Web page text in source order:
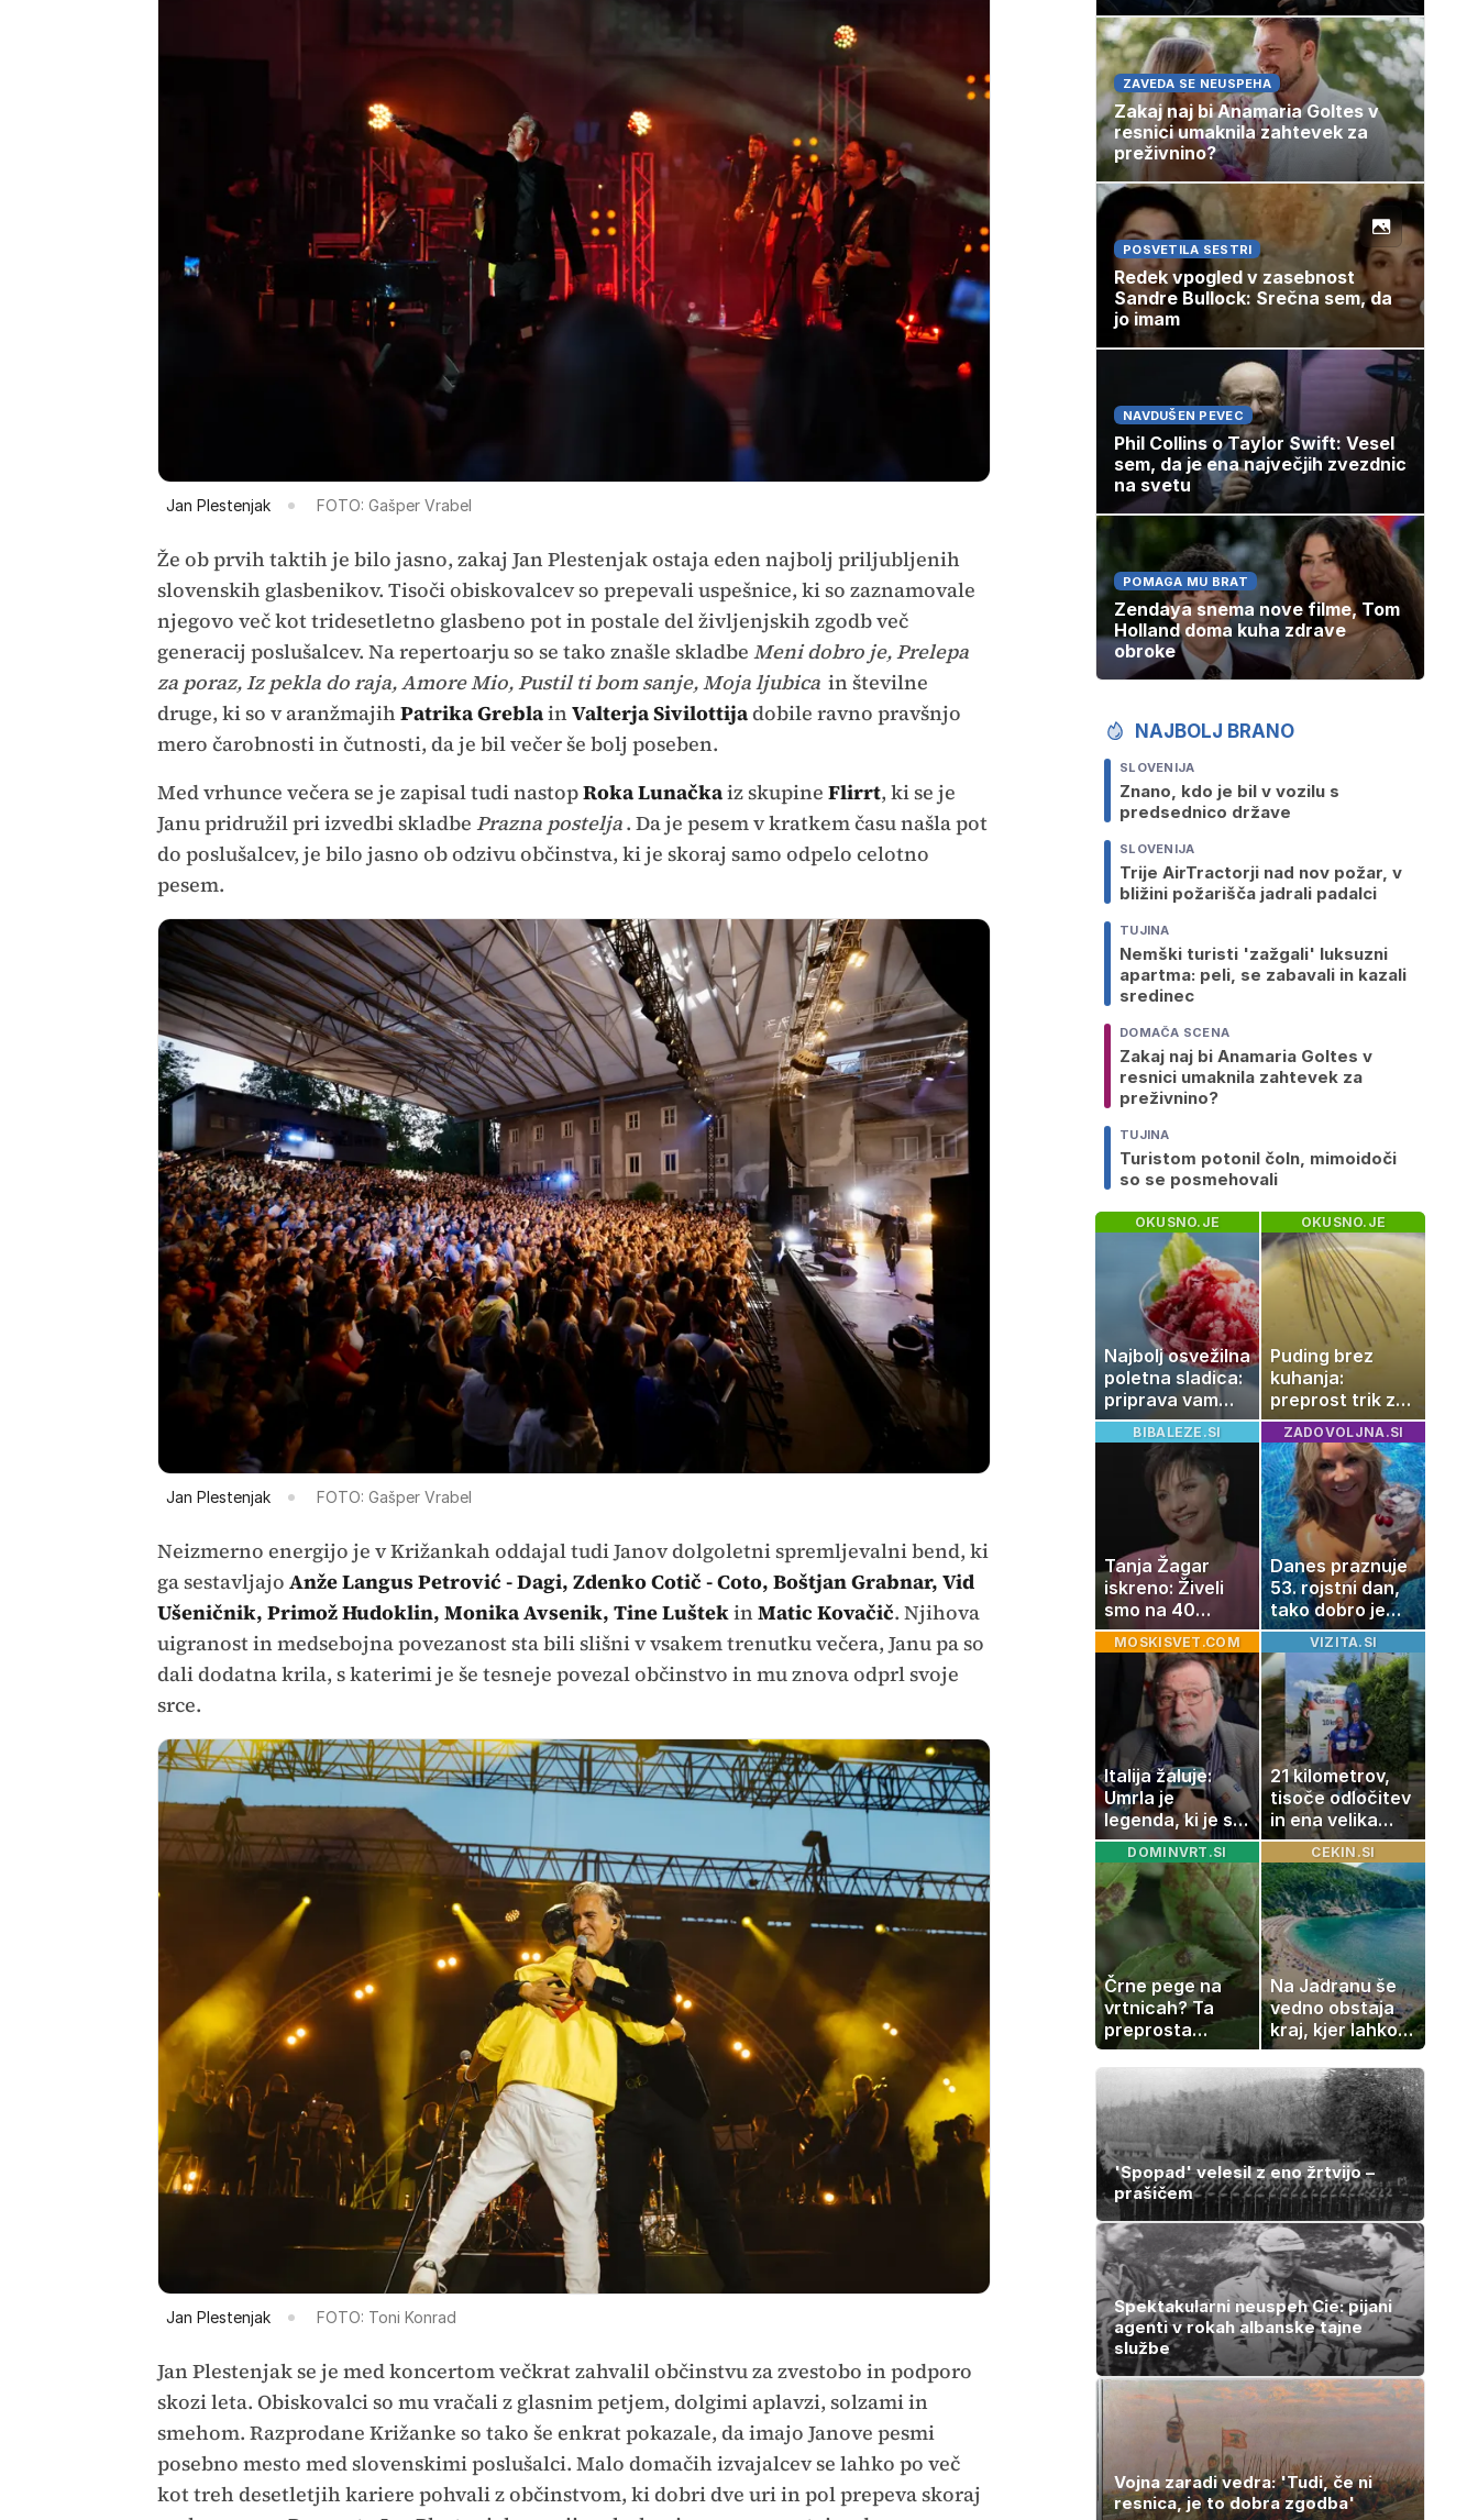
Jan Plestenjak FOTO: Gašper Vrabel
Že ob prvih taktih je bilo jasno, zakaj Jan Plestenjak ostaja eden najbolj priljubljenih
slovenskih glasbenikov. Tisoči obiskovalcev so prepevali uspešnice, ki so zaznamovale
njegovo več kot tridesetletno glasbeno pot in postale del življenjskih zgodb več
generacij poslušalcev. Na repertoarju so se tako znašle skladbe Meni dobro je, Prelepa
za poraz, Iz pekla do raja, Amore Mio, Pustil ti bom sanje, Moja ljubica in številne
druge, ki so v aranžmajihPatrika GreblainValterja Sivilottijadobile ravno pravšnjo
mero čarobnosti in čutnosti, da je bil večer še bolj poseben.
Med vrhunce večera se je zapisal tudi nastopRoka Lunačkaiz skupine Flirrt, ki se je
Janu pridružil pri izvedbi skladbe Prazna postelja. Da je pesem v kratkem času našla pot
do poslušalcev, je bilo jasno ob odzivu občinstva, ki je skoraj samo odpelo celotno
pesem.
Jan Plestenjak FOTO: Gašper Vrabel
Neizmerno energijo je v Križankah oddajal tudi Janov dolgoletni spremljevalni bend, ki
ga sestavljajo Anže Langus Petrović - Dagi, Zdenko Cotič - Coto, Boštjan Grabnar, Vid
Ušeničnik, Primož Hudoklin, Monika Avsenik, Tine LuštekinMatic Kovačič. Njihova
uigranost in medsebojna povezanost sta bili slišni v vsakem trenutku večera, Janu pa so
dali dodatna krila, s katerimi je še tesneje povezal občinstvo in mu znova odprl svoje
srce.
Jan Plestenjak FOTO: Toni Konrad
Jan Plestenjak se je med koncertom večkrat zahvalil občinstvu za zvestobo in podporo
skozi leta. Obiskovalci so mu vračali z glasnim petjem, dolgimi aplavzi, solzami in
smehom. Razprodane Križanke so tako še enkrat pokazale, da imajo Janove pesmi
posebno mesto med slovenskimi poslušalci. Malo domačih izvajalcev se lahko po več
kot treh desetletjih kariere pohvali z občinstvom, ki dobri dve uri in pol prepeva skoraj
ZAVEDA SE NEUSPEHA
Zakaj naj bi Anamaria Goltes v
resnici umaknila zahtevek za
preživnino?
POSVETILA SESTRI
Redek vpogled v zasebnost
Sandre Bullock: Srečna sem, da
jo imam
NAVDUŠEN PEVEC
Phil Collins o Taylor Swift: Vesel
sem, da je ena največjih zvezdnic
na svetu
POMAGA MU BRAT
Zendaya snema nove filme, Tom
Holland doma kuha zdrave
obroke
NAJBOLJ BRANO
SLOVENIJA
Znano, kdo je bil v vozilu s
predsednico države
SLOVENIJA
Trije AirTractorji nad nov požar, v
bližini požarišča jadrali padalci
TUJINA
Nemški turisti 'zažgali' luksuzni
apartma: peli, se zabavali in kazali
sredinec
DOMAČA SCENA
Zakaj naj bi Anamaria Goltes v
resnici umaknila zahtevek za
preživnino?
TUJINA
Turistom potonil čoln, mimoidoči
so se posmehovali
OKUSNO.JE
Najbolj osvežilna
poletna sladica:
priprava vam
vzame le 10
minut
OKUSNO.JE
Puding brez
kuhanja:
preprost trik za
pripravo v le
nekaj minutah
BIBALEZE.SI
Tanja Žagar
iskreno: Živeli
smo na 40
kvadratih, a
imela sem vse,
kar otrok
potrebuje
ZADOVOLJNA.SI
Danes praznuje
53. rojstni dan,
tako dobro je
videti znana
Slovenka
MOSKISVET.COM
Italija žaluje:
Umrla je
legenda, ki je s
svojimi pesmimi
zaznamovala
Italijo
VIZITA.SI
21 kilometrov,
tisoče odločitev
in ena velika
želja: živeti na
polno s
sladkorno
boleznijo
DOMINVRT.SI
Črne pege na
vrtnicah? Ta
preprosta
sestavina
pomaga
preprečiti
težavo
CEKIN.SI
Na Jadranu še
vedno obstaja
kraj, kjer lahko
dopustujete
poceni:
nastanitev že od
10 evrov, kosilo
za pet evrov
'Spopad' velesil z eno žrtvijo –
prašičem
Spektakularni neuspeh Cie: pijani
agenti v rokah albanske tajne
službe
Vojna zaradi vedra: 'Tudi, če ni
resnica, je to dobra zgodba'